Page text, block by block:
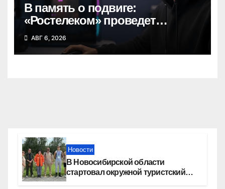
В память о подвиге:
«Ростелеком» проведет
кибертурнир «Битва за
Москву»
АВГ 6, 2026
Новости
В Новосибирской области
стартовал окружной туристский